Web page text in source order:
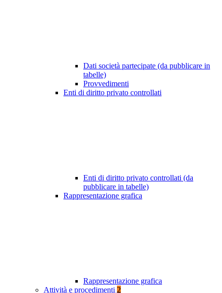
Dati società partecipate (da pubblicare in
tabelle)
Provvedimenti
Enti di diritto privato controllati
Enti di diritto privato controllati (da
pubblicare in tabelle)
Rappresentazione grafica
Rappresentazione grafica
Attività e procedimenti 2